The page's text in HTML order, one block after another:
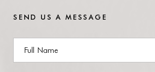
SEND US A MESSAGE